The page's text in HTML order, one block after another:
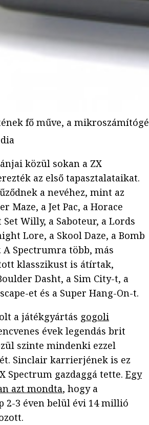
fő műve, a
közül sokan a ZX
az első tapasztalataikat.
a nevéhez, mint az
Maze, a Jet Pac, a Horace
Set Willy, a Saboteur, a Lords
Lore, a Skool Daze, a Bomb
A Spectrumra több, más
klasszikust is átírtak,
Dasht, a Sim City-t, a
et és a Super Hang-On-t.
a játékgyártás gogoli
évek legendás brit
szinte mindenki ezzel
Sinclair karrierjének is ez
Spectrum gazdaggá tette. Egy
azt mondta, hogy a
2-3 éven belül évi 14 millió